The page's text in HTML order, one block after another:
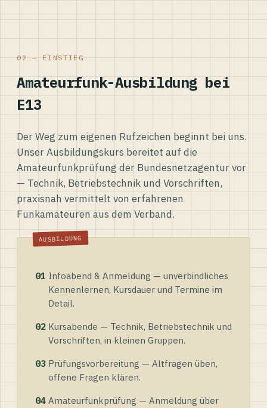
02 — EINSTIEG
Amateurfunk-Ausbildung bei
E13
Der Weg zum eigenen Rufzeichen beginnt bei uns.
Unser Ausbildungskurs bereitet auf die
Amateurfunkprüfung der Bundesnetzagentur vor
— Technik, Betriebstechnik und Vorschriften,
praxisnah vermittelt von erfahrenen
Funkamateuren aus dem Verband.
01 Infoabend & Anmeldung — unverbindliches
Kennenlernen, Kursdauer und Termine im
Detail.
02 Kursabende — Technik, Betriebstechnik und
Vorschriften, in kleinen Gruppen.
03 Prüfungsvorbereitung — Altfragen üben,
offene Fragen klären.
04 Amateurfunkprüfung — Anmeldung über